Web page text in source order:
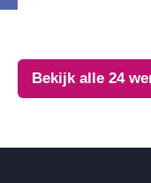
Bekijk alle 24